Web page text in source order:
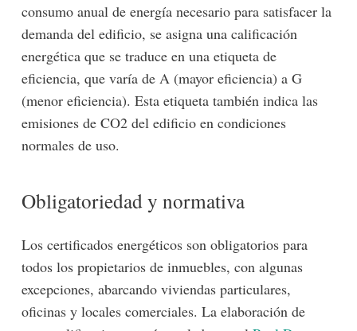
consumo anual de energía necesario para satisfacer la
demanda del edificio, se asigna una calificación
energética que se traduce en una etiqueta de
eficiencia, que varía de A (mayor eficiencia) a G
(menor eficiencia). Esta etiqueta también indica las
emisiones de CO2 del edificio en condiciones
normales de uso.
Obligatoriedad y normativa
Los certificados energéticos son obligatorios para
todos los propietarios de inmuebles, con algunas
excepciones, abarcando viviendas particulares,
oficinas y locales comerciales. La elaboración de